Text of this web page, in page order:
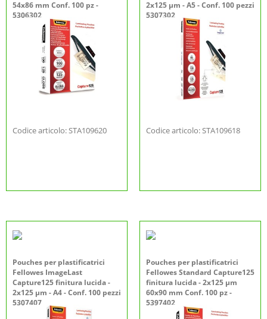
54x86 mm Conf. 100 pz -
5306302
Codice articolo: STA109620
2x125 µm - A5 - Conf. 100 pezzi
5307302
Codice articolo: STA109618
Pouches per plastificatrici
Fellowes ImageLast
Capture125 finitura lucida -
2x125 µm - A4 - Conf. 100 pezzi
5307407
Pouches per plastificatrici
Fellowes Standard Capture125
finitura lucida - 2x125 µm
60x90 mm Conf. 100 pz -
5397402